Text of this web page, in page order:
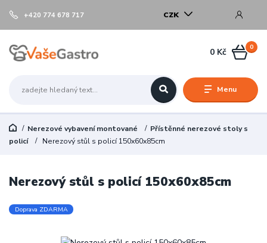
Menu
CZK
+420 774 678 717
0
0 Kč
Nerezové vybavení montované
Přístěnné nerezové stoly s
policí
Nerezový stůl s policí 150x60x85cm
Nerezový stůl s policí 150x60x85cm
Doprava ZDARMA